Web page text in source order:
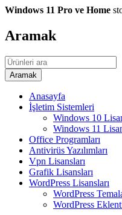
Windows 11 Pro ve Home
Aramak
Anasayfa
İşletim Sistemleri
Windows 10
Windows 11
Office Programları
Antivirüs Yazılımları
Vpn Lisansları
Grafik Lisansları
WordPress Lisansları
WordPress
WordPress